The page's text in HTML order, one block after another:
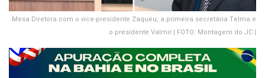
Mesa Diretora com o vice-presidente Zaqueu, a primeira secretária Telma e
o presidente Valmir | FOTO: Montagem do JC |